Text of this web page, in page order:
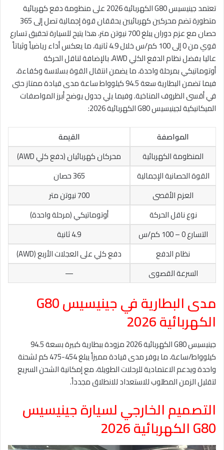
تعتمد جينيسيس G80 الكهربائية 2026 على منظومة دفع كهربائية
متطورة تضم محركين كهربائيين يحققان قوة إجمالية تصل إلى 365
حصان مع عزم دوران يبلغ 700 نيوتن متر، هذا يتيح للسيارة تحقيق تسارع
قوي من 0 إلى 100 كم/س خلال 4.9 ثانية، ما يعكس أداء رياضياً وثباتاً
عاليا بفضل نظام الدفع الكلي AWD، بالإضافة لناقل الحركة
أوتوماتيكي بمرحلة واحدة، ما يضمن انتقال القوة بسلاسة وكفاءة،
فيما تضمن البطارية سعة 94.5 كيلوواط ساعة مدى قيادة ممتاز حتى
في أقسى الظروف المناخية. وفيما يلي جدول يوضح أبرز المواصفات
الميكانيكية لجينيسيس G80 الكهربائية 2026:
المواصفة
القيمة
المنظومة الكهربائية
محركان كهربائيان (دفع كلي AWD)
القوة الحصانية الإجمالية
365 حصان
العزم الأقصى
700 نيوتن متر
نوع ناقل الحركة
أوتوماتيكي (مرحلة واحدة)
التسارع 0 – 100 كم/س
4.9 ثانية
نظام الدفع
دفع كلي على العجلات الأربع (AWD)
السرعة القصوى
—
مدى البطارية في جينيسيس G80
الكهربائية 2026
جينيسيس G80 الكهربائية 2026 مزودة ببطارية كبيرة بسعة 94.5
كيلوواط/ساعة، ما يوفر مدى قيادة مميزاً يبلغ 454-475 كم لشحنة
واحدة ويدعم الاعتمادية للرحلات الطويلة، مع إمكانية الشحن السريع
لتقليل الزمن المطلوب للاستعداد للانطلاق مجدداً.
التصميم الخارجي لسيارة جينيسيس
G80 الكهربائية 2026